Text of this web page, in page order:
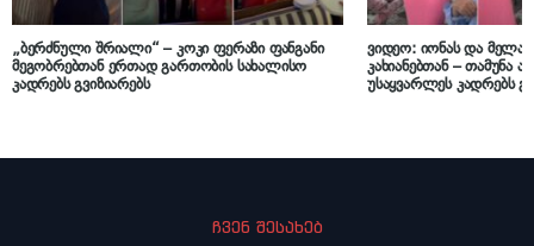
„ბერძნული შრიალი“ – კოკი ფერაზი ფანგანი
მეგობრებთან ერთად გართობის სახალისო
კადრებს გვიზიარებს
ვიდეო: იონას და
კახიანებთან – თამუნა
უსაყვარლეს კადრებს
ჩვენ შესახებ